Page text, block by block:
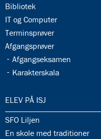
33.7:
Bibliotek
33.8:
IT og Computer
33.9:
Terminsprøver
33.10:
Afgangsprøver
33.11:
Afgangseksamen
33.13:
Karakterskala
34.0:
ELEV PÅ ISJ
34.1:
SFO Liljen
34.2:
En skole med traditioner